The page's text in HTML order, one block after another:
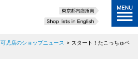
可児店のショップニュース > スタート！たこっちゅベ